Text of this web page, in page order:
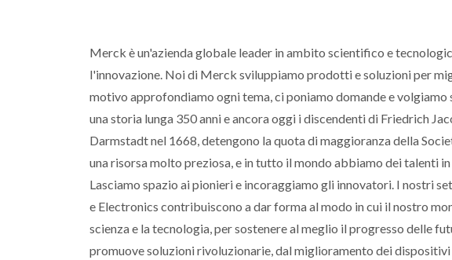
Merck è un'azienda globale leader in ambito scientifico e
l'innovazione. Noi di Merck sviluppiamo prodotti e soluzioni per
motivo approfondiamo ogni tema, ci poniamo domande e
una storia lunga 350 anni e ancora oggi i discendenti di Friedrich
Darmstadt nel 1668, detengono la quota di maggioranza della
una risorsa molto preziosa, e in tutto il mondo abbiamo dei talenti
Lasciamo spazio ai pionieri e incoraggiamo gli innovatori. I nostri
e Electronics contribuiscono a dar forma al modo in cui il nostro
scienza e la tecnologia, per sostenere al meglio il progresso delle
promuove soluzioni rivoluzionarie, dal miglioramento dei